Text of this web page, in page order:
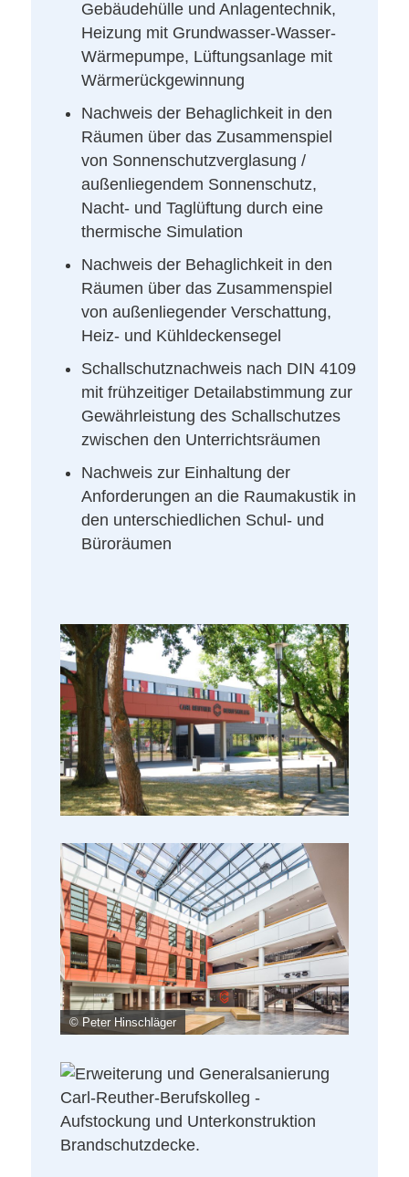
Gebäudehülle und Anlagentechnik,
Heizung mit Grundwasser-Wasser-
Wärmepumpe, Lüftungsanlage mit
Wärmerückgewinnung
Nachweis der Behaglichkeit in den
Räumen über das Zusammenspiel
von Sonnenschutzverglasung /
außenliegendem Sonnenschutz,
Nacht- und Taglüftung durch eine
thermische Simulation
Nachweis der Behaglichkeit in den
Räumen über das Zusammenspiel
von außenliegender Verschattung,
Heiz- und Kühldeckensegel
Schallschutznachweis nach DIN 4109
mit frühzeitiger Detailabstimmung zur
Gewährleistung des Schallschutzes
zwischen den Unterrichtsräumen
Nachweis zur Einhaltung der
Anforderungen an die Raumakustik in
den unterschiedlichen Schul- und
Büroräumen
© Peter Hinschläger